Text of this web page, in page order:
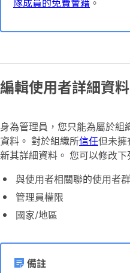
編輯使用者詳細資料
身為管理員，您只能為屬於組
資料。 對於組織所信任但未擁
新其詳細資料。 您可以修改下
與使用者相關聯的使用者
管理員權限
國家/地區
備註